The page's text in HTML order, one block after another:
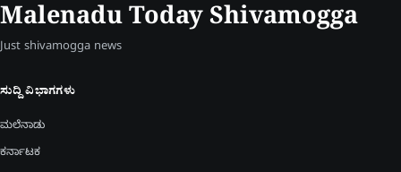
Malenadu Today Shivamogga
Just shivamogga news
ಸುದ್ದಿ ವಿಭಾಗಗಳು
ಮಲೆನಾಡು
ಕರ್ನಾಟಕ